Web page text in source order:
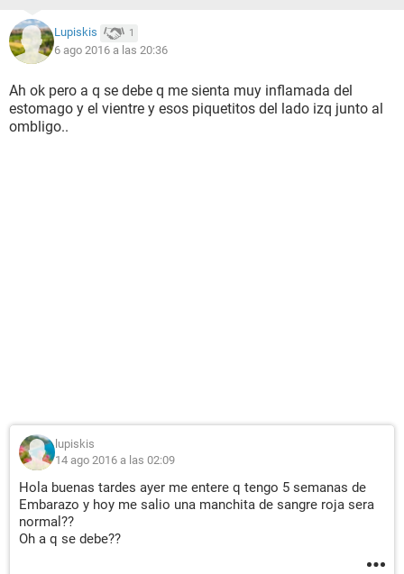
Lupiskis 1
6 ago 2016 a las 20:36
Ah ok pero a q se debe q me sienta muy inflamada del
estomago y el vientre y esos piquetitos del lado izq junto al
ombligo..
lupiskis
14 ago 2016 a las 02:09
Hola buenas tardes ayer me entere q tengo 5 semanas de
Embarazo y hoy me salio una manchita de sangre roja sera
normal??
Oh a q se debe??